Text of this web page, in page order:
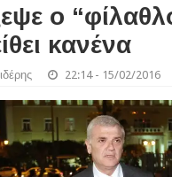
ο
κανένα
22:14 - 15/02/2016